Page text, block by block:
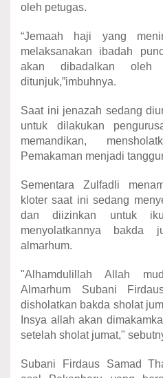
oleh petugas.
“Jemaah haji yang
melaksanakan ibadah
akan dibadalkan
ditunjuk,”imbuhnya.
Saat ini jenazah sedang
untuk dilakukan
memandikan,
Pemakaman menjadi
Sementara Zulfadli
kloter saat ini sedang
dan diizinkan untuk
menyolatkannya bakda
almarhum.
"Alhamdulillah Allah
Almarhum Subani
disholatkan bakda sholat
Insya allah akan
setelah sholat jumat,"
Subani Firdaus Samad